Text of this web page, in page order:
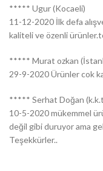
***** Ugur (Kocaeli)
11-12-2020 İlk defa
kaliteli ve özenli
***** Murat ozkan
29-9-2020 Ürünler cok
***** Serhat Doğan
10-5-2020 mükemmel
değil gibi duruyor ama
Teşekkürler..